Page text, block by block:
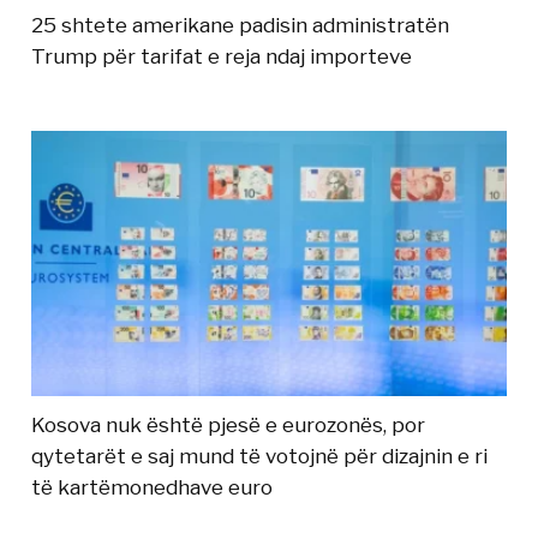
25 shtete amerikane padisin administratën
Trump për tarifat e reja ndaj importeve
Kosova nuk është pjesë e eurozonës, por
qytetarët e saj mund të votojnë për dizajnin e ri
të kartëmonedhave euro